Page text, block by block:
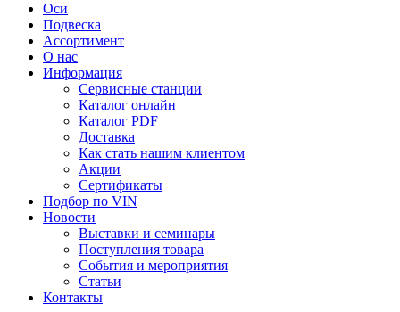
Оси
Подвеска
Ассортимент
О нас
Информация
Сервисные станции
Каталог онлайн
Каталог PDF
Доставка
Как стать нашим клиентом
Акции
Сертификаты
Подбор по VIN
Новости
Выставки и семинары
Поступления товара
События и мероприятия
Статьи
Контакты